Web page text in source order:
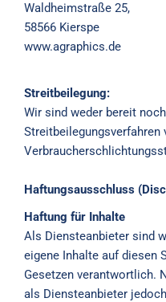
Waldheimstraße 25,
58566 Kierspe
www.agraphics.de
Streitbeilegung:
Wir sind weder bereit
Streitbeilegungsverfahren
Haftungsausschluss
Haftung für Inhalte
Als Diensteanbieter sind
eigene Inhalte auf diesen
Gesetzen verantwortlich.
als Diensteanbieter